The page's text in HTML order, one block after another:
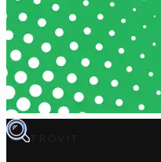
TROVIT